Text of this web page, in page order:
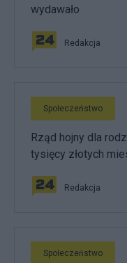
wydawało
Redakcja
Społeczeństwo
Rząd hojny dla
tysięcy złotych
Redakcja
Społeczeństwo